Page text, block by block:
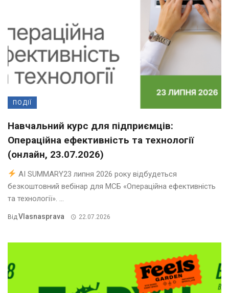
ПОДІЇ
Навчальний курс для підприємців:
Операційна ефективність та технології
(онлайн, 23.07.2026)
AI SUMMARY23 липня 2026 року відбудеться
безкоштовний вебінар для МСБ «Операційна ефективність
та технології». ...
Від Vlasnasprava 22.07.2026